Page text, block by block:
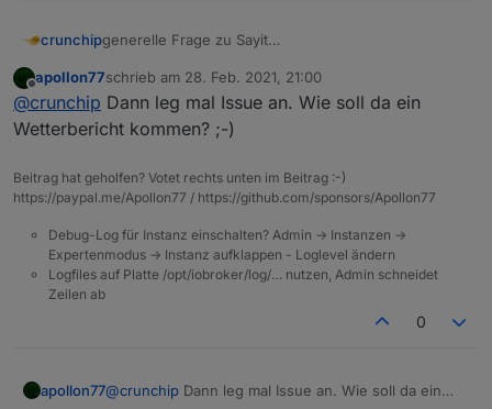
crunchip
generelle Frage zu Sayit
hab das einfach mal so hinterlegt, mit dem Text
"Bewegung erkannt"
als Sprachausgabe kommt aber mein Wetterbericht
apollon77schrieb am 28. Feb. 2021, 21:00
zuletzt editiert von
@crunchip Dann leg mal Issue an. Wie soll da ein
Wetterbericht kommen? ;-)
Beitrag hat geholfen? Votet rechts unten im Beitrag :-)
https://paypal.me/Apollon77 / https://github.com/sponsors/Apollon77
Debug-Log für Instanz einschalten? Admin -> Instanzen ->
Expertenmodus -> Instanz aufklappen - Loglevel ändern
Logfiles auf Platte /opt/iobroker/log/… nutzen, Admin schneidet
Zeilen ab
0
apollon77@crunchip Dann leg mal Issue an. Wie soll da ein